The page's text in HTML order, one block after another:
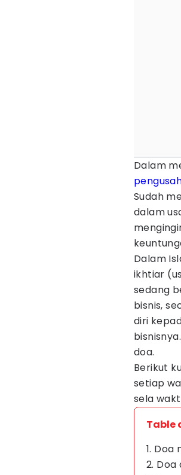
Dalam
Sudah
dalam
Dalam
ikhtiar
sedang
bisnis,
diri
doa.
Berikut
setiap
sela
Table
1. Doa
2.